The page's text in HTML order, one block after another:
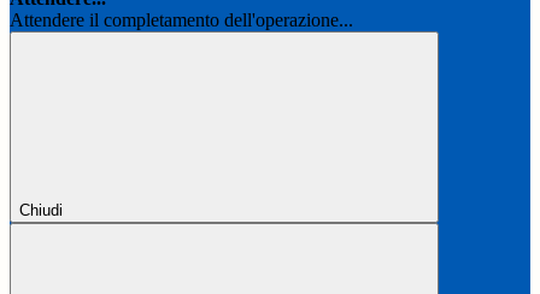
Attendere il completamento dell'operazione...
Chiudi